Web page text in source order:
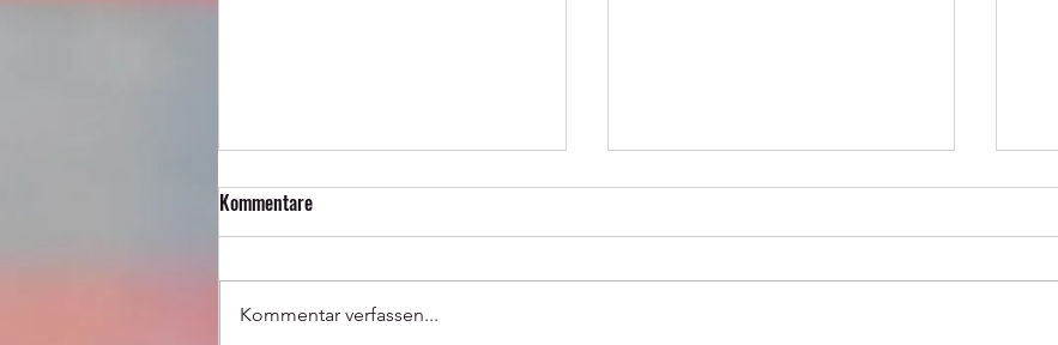
Kommentare
Kommentar verfassen...